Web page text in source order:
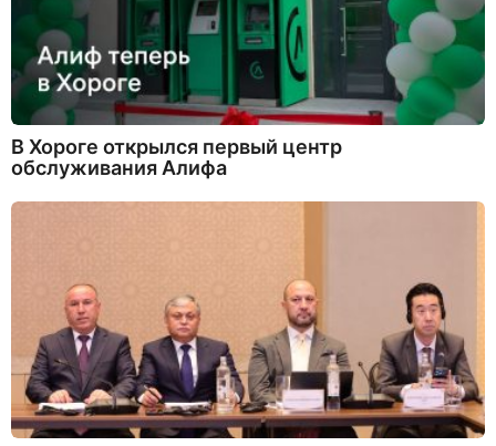
В Хороге открылся первый центр
обслуживания Алифа